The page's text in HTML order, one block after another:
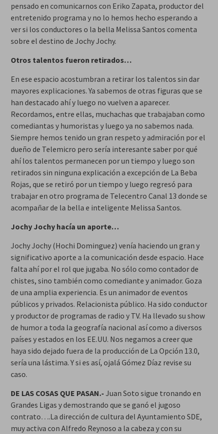
pensado en comunicarnos con Eriko Zapata, productor del
entretenido programa y no lo hemos hecho esperando a
ver si los conductores o la bella Melissa Santos comenta
sobre el destino de Jochy Jochy.
Otros talentos fueron retirados…
En ese espacio acostumbran a retirar los talentos sin dar
mayores explicaciones. Ya sabemos de otras figuras que se
han destacado ahí y luego no vuelven a aparecer.
Recordamos, entre ellas, muchachas que trabajaban como
comediantas y humoristas y luego ya no sabemos nada.
Siempre hemos tenido un gran respeto y admiración por el
dueño de Telemicro pero sería interesante saber por qué
ahí los talentos permanecen por un tiempo y luego son
retirados sin ninguna explicación a excepción de La Beba
Rojas, que se retiró por un tiempo y luego regresó para
trabajar en otro programa de Telecentro Canal 13 donde se
acompañar de la bella e inteligente Melissa Santos.
Jochy Jochy hacía un aporte…
Jochy Jochy (Hochi Dominguez) venía haciendo un gran y
significativo aporte a la comunicación desde espacio. Hace
falta ahí por el rol que jugaba. No sólo como contador de
chistes, sino también como comediante y animador. Goza
de una amplia experiencia. Es un animador de eventos
públicos y privados. Relacionista público. Ha sido conductor
y productor de programas de radio y TV. Ha llevado su show
de humor a toda la geografía nacional así como a diversos
países y estados en los EE.UU. Nos negamos a creer que
haya sido dejado fuera de la producción de La Opción 13.0,
sería una lástima. Y si es así, ojalá Gómez Díaz revise su
caso.
DE LAS COSAS QUE PASAN.- Juan Soto sigue tronando en
Grandes Ligas y demostrando que se ganó el jugoso
contrato….La dirección de cultura del Ayuntamiento SDE,
muy activa con Alfredo Reynoso a la cabeza y con su